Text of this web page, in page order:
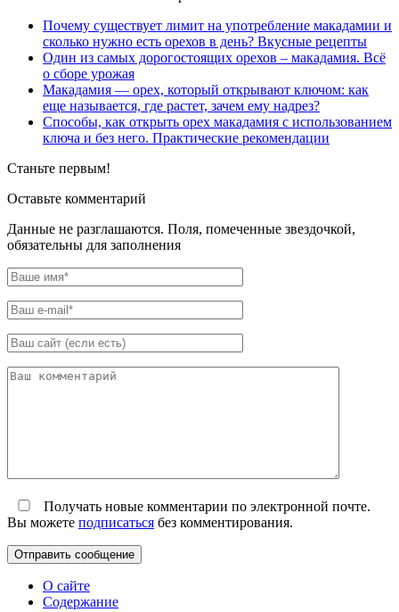
Почему существует лимит на употребление макадамии и
сколько нужно есть орехов в день? Вкусные рецепты
Один из самых дорогостоящих орехов – макадамия. Всё
о сборе урожая
Макадамия — орех, который открывают ключом: как
еще называется, где растет, зачем ему надрез?
Способы, как открыть орех макадамия с использованием
ключа и без него. Практические рекомендации
Станьте первым!
Оставьте комментарий
Данные не разглашаются. Поля, помеченные звездочкой,
обязательны для заполнения
Получать новые комментарии по электронной почте.
Вы можете подписаться без комментирования.
О сайте
Содержание